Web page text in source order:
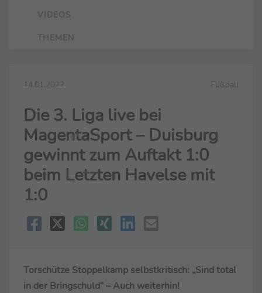
VIDEOS
THEMEN
14.01.2022 Fußball
Die 3. Liga live bei
MagentaSport – Duisburg
gewinnt zum Auftakt 1:0
beim Letzten Havelse mit
1:0
Torschütze Stoppelkamp selbstkritisch: „Sind total
in der Bringschuld“ – Auch weiterhin!